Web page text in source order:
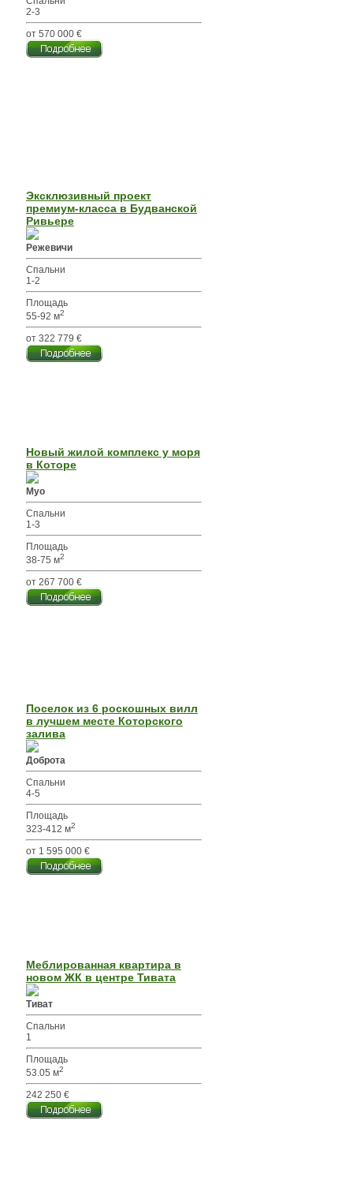
2-3
от 570 000 €
Эксклюзивный проект
премиум-класса в Будванской
Ривьере
Режевичи
Спальни
1-2
Площадь
55-92 м2
от 322 779 €
Новый жилой комплекс у моря
в Которе
Муо
Спальни
1-3
Площадь
38-75 м2
от 267 700 €
Поселок из 6 роскошных вилл
в лучшем месте Которского
залива
Доброта
Спальни
4-5
Площадь
323-412 м2
от 1 595 000 €
Меблированная квартира в
новом ЖК в центре Тивата
Тиват
Спальни
1
Площадь
53.05 м2
242 250 €